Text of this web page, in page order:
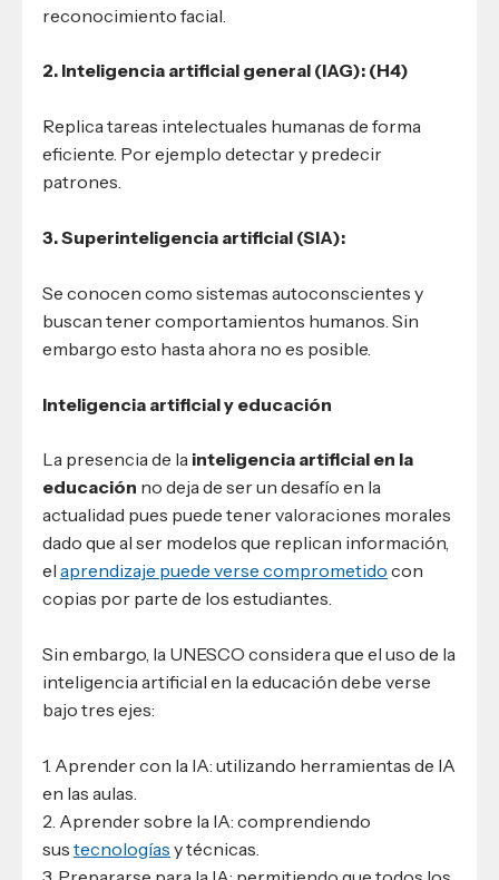
reconocimiento facial.
2. Inteligencia artificial general (IAG): (H4)
Replica tareas intelectuales humanas de forma
eficiente. Por ejemplo detectar y predecir
patrones.
3. Superinteligencia artificial (SIA):
Se conocen como sistemas autoconscientes y
buscan tener comportamientos humanos. Sin
embargo esto hasta ahora no es posible.
Inteligencia artificial y educación
La presencia de la inteligencia artificial en la
educación no deja de ser un desafío en la
actualidad pues puede tener valoraciones morales
dado que al ser modelos que replican información,
el aprendizaje puede verse comprometido con
copias por parte de los estudiantes.
Sin embargo, la UNESCO considera que el uso de la
inteligencia artificial en la educación debe verse
bajo tres ejes:
1. Aprender con la IA: utilizando herramientas de IA
en las aulas.
2. Aprender sobre la IA: comprendiendo
sus tecnologías y técnicas.